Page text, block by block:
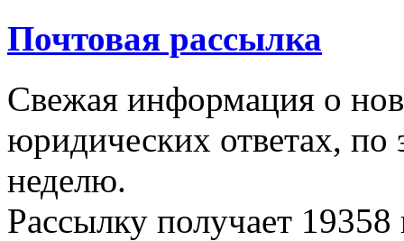
Почтовая рассылка
Свежая информация о
юридических ответах, по
неделю.
Рассылку получает 19358